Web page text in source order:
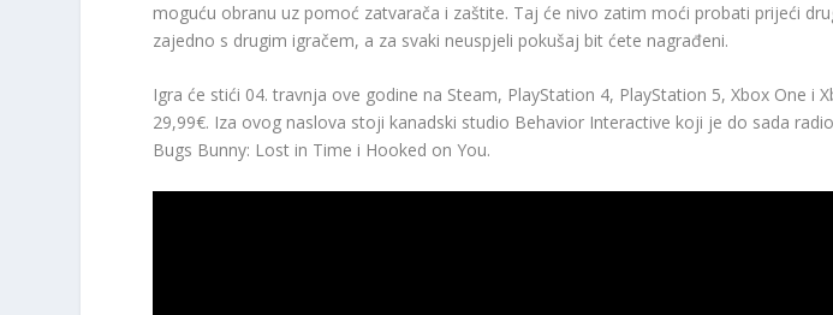
moguću obranu uz pomoć zatvarača i zaštite. Taj će nivo zatim moći probati prijeći
zajedno s drugim igračem, a za svaki neuspjeli pokušaj bit ćete nagrađeni.
Igra će stići 04. travnja ove godine na Steam, PlayStation 4, PlayStation 5, Xbox One i
29,99€. Iza ovog naslova stoji kanadski studio Behavior Interactive koji je do sada
Bugs Bunny: Lost in Time i Hooked on You.